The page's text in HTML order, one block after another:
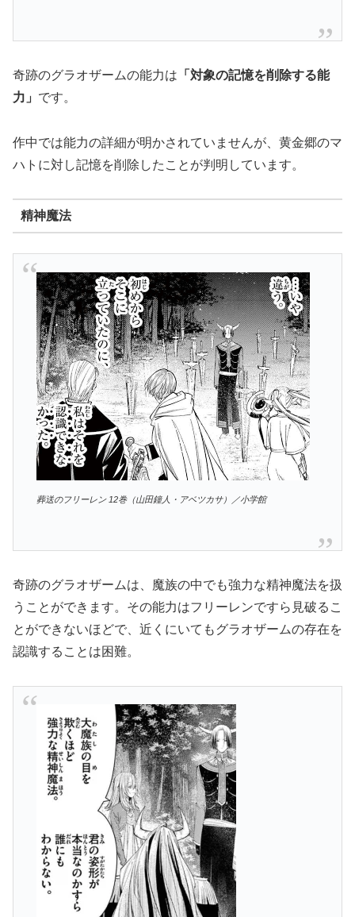
奇跡のグラオザームの能力は 「対象の記憶を削除する能
力」 です。
作中では能力の詳細が明かされていませんが、黄金郷のマ
ハトに対し記憶を削除したことが判明しています。
精神魔法
葬送のフリーレン 12巻（山田鐘人・アベツカサ）／小学館
奇跡のグラオザームは、魔族の中でも強力な精神魔法を扱
うことができます。その能力はフリーレンですら見破るこ
とができないほどで、近くにいてもグラオザームの存在を
認識することは困難。